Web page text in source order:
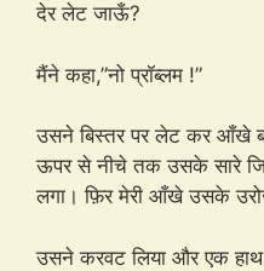
देर लेट जाऊँ?
मैंने कहा,”नो प्रॉब्लम !”
उसने बिस्तर पर लेट कर आँखे
ऊपर से नीचे तक उसके सारे
लगा। फ़िर मेरी आँखे उसके
उसने करवट लिया और एक हाथ